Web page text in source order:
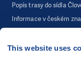
This website uses
Popis trasy do sídla
Informace v českém